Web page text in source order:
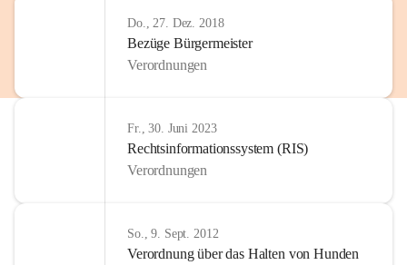
Do., 27. Dez. 2018
Bezüge Bürgermeister
Verordnungen
Fr., 30. Juni 2023
Rechtsinformationssystem (RIS)
Verordnungen
So., 9. Sept. 2012
Verordnung über das Halten von Hunden